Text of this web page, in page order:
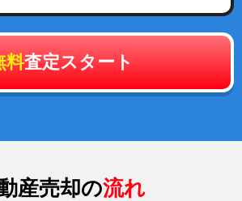
料査定スタート
産売却の流れ